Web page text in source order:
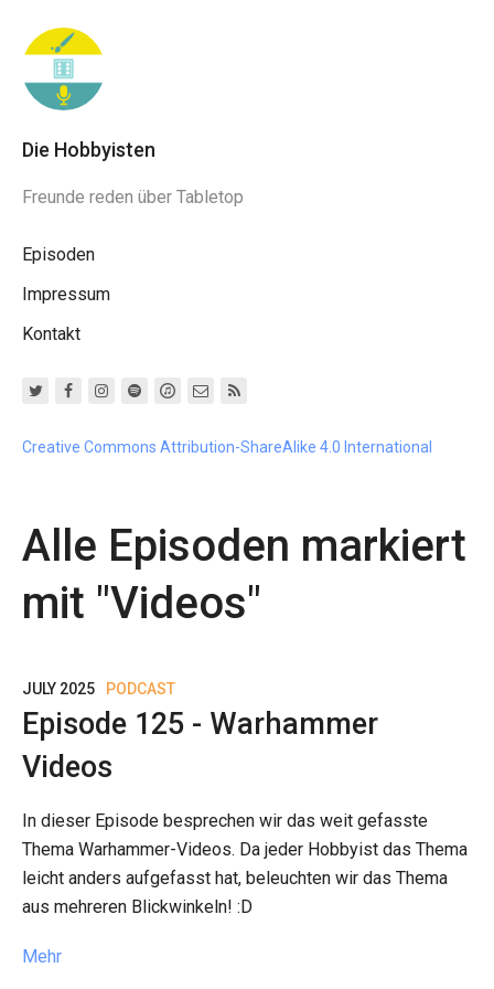
Die Hobbyisten
Freunde reden über Tabletop
Episoden
Impressum
Kontakt
Creative Commons Attribution-ShareAlike 4.0 International
Alle Episoden markiert
mit "Videos"
JULY 2025 PODCAST
Episode 125 - Warhammer
Videos
In dieser Episode besprechen wir das weit gefasste
Thema Warhammer-Videos. Da jeder Hobbyist das Thema
leicht anders aufgefasst hat, beleuchten wir das Thema
aus mehreren Blickwinkeln! :D
Mehr